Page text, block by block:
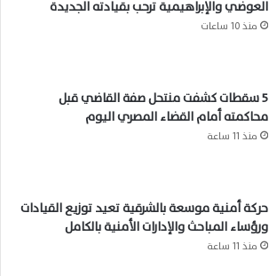
العوضي والإبراهيمية ترحب بقيادته الجديدة
منذ 10 ساعات
5 سقطات كشفت منتحل صفة القاضي قبل
محاكمته أمام القضاء المصري اليوم
منذ 11 ساعة
حركة أمنية موسعة بالشرقية تعيد توزيع القيادات
ورؤساء المباحث والإدارات الأمنية بالكامل
منذ 11 ساعة